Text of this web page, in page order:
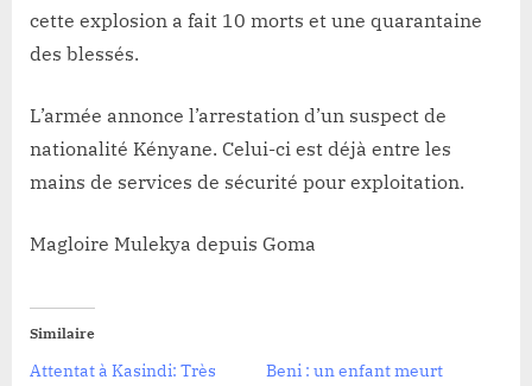
cette explosion a fait 10 morts et une quarantaine
des blessés.
L’armée annonce l’arrestation d’un suspect de
nationalité Kényane. Celui-ci est déjà entre les
mains de services de sécurité pour exploitation.
Magloire Mulekya depuis Goma
Similaire
Attentat à Kasindi: Très
Beni : un enfant meurt